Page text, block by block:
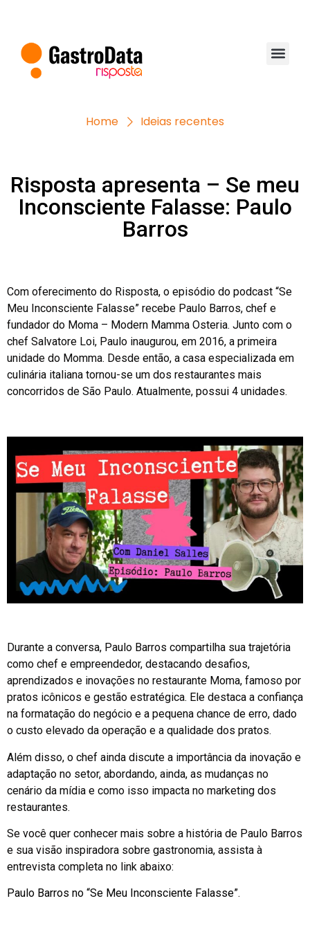
Home Ideias recentes
Risposta apresenta – Se meu
Inconsciente Falasse: Paulo
Barros
Com oferecimento do Risposta, o episódio do podcast “Se
Meu Inconsciente Falasse” recebe Paulo Barros, chef e
fundador do Moma – Modern Mamma Osteria. Junto com o
chef Salvatore Loi, Paulo inaugurou, em 2016, a primeira
unidade do Momma. Desde então, a casa especializada em
culinária italiana tornou-se um dos restaurantes mais
concorridos de São Paulo. Atualmente, possui 4 unidades.
Durante a conversa, Paulo Barros compartilha sua trajetória
como chef e empreendedor, destacando desafios,
aprendizados e inovações no restaurante Moma, famoso por
pratos icônicos e gestão estratégica. Ele destaca a confiança
na formatação do negócio e a pequena chance de erro, dado
o custo elevado da operação e a qualidade dos pratos.
Além disso, o chef ainda discute a importância da inovação e
adaptação no setor, abordando, ainda, as mudanças no
cenário da mídia e como isso impacta no marketing dos
restaurantes.
Se você quer conhecer mais sobre a história de Paulo Barros
e sua visão inspiradora sobre gastronomia, assista à
entrevista completa no link abaixo:
Paulo Barros no “Se Meu Inconsciente Falasse”.